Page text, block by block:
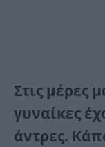
Στις μέρες
γυναίκες
άντρες.